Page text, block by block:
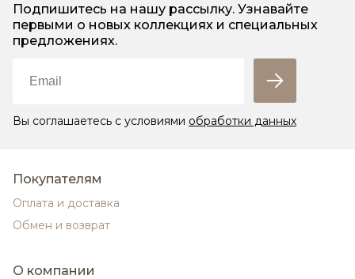
Подпишитесь на нашу рассылку. Узнавайте
первыми о новых коллекциях и специальных
предложениях.
Вы соглашаетесь с условиями обработки данных
Покупателям
Оплата и доставка
Обмен и возврат
О компании